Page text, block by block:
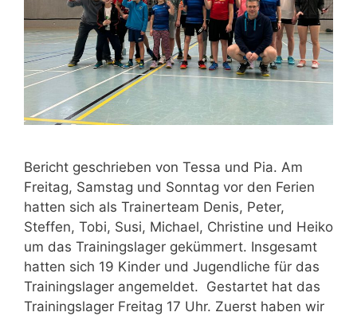
Bericht geschrieben von Tessa und Pia. Am
Freitag, Samstag und Sonntag vor den Ferien
hatten sich als Trainerteam Denis, Peter,
Steffen, Tobi, Susi, Michael, Christine und Heiko
um das Trainingslager gekümmert. Insgesamt
hatten sich 19 Kinder und Jugendliche für das
Trainingslager angemeldet. Gestartet hat das
Trainingslager Freitag 17 Uhr. Zuerst haben wir